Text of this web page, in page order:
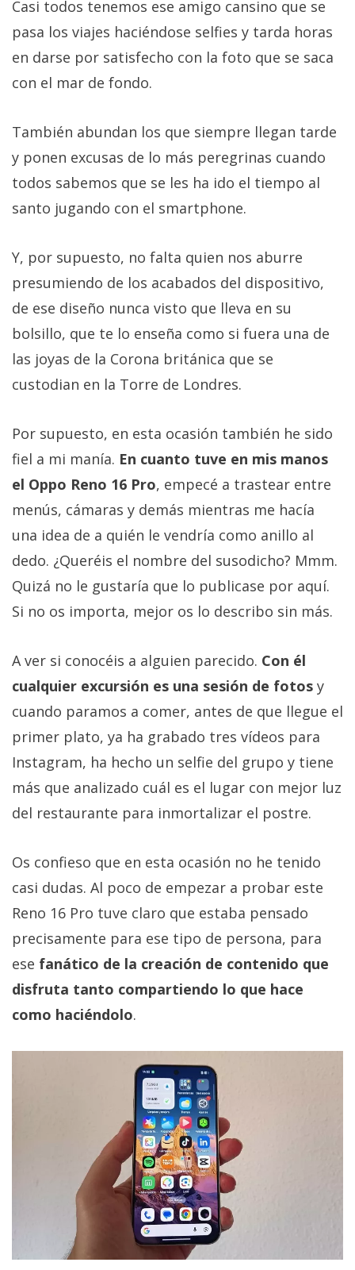
Casi todos tenemos ese amigo cansino que se
pasa los viajes haciéndose selfies y tarda horas
en darse por satisfecho con la foto que se saca
con el mar de fondo.
También abundan los que siempre llegan tarde
y ponen excusas de lo más peregrinas cuando
todos sabemos que se les ha ido el tiempo al
santo jugando con el smartphone.
Y, por supuesto, no falta quien nos aburre
presumiendo de los acabados del dispositivo,
de ese diseño nunca visto que lleva en su
bolsillo, que te lo enseña como si fuera una de
las joyas de la Corona británica que se
custodian en la Torre de Londres.
Por supuesto, en esta ocasión también he sido
fiel a mi manía. En cuanto tuve en mis manos
el Oppo Reno 16 Pro, empecé a trastear entre
menús, cámaras y demás mientras me hacía
una idea de a quién le vendría como anillo al
dedo. ¿Queréis el nombre del susodicho? Mmm.
Quizá no le gustaría que lo publicase por aquí.
Si no os importa, mejor os lo describo sin más.
A ver si conocéis a alguien parecido. Con él
cualquier excursión es una sesión de fotos y
cuando paramos a comer, antes de que llegue el
primer plato, ya ha grabado tres vídeos para
Instagram, ha hecho un selfie del grupo y tiene
más que analizado cuál es el lugar con mejor luz
del restaurante para inmortalizar el postre.
Os confieso que en esta ocasión no he tenido
casi dudas. Al poco de empezar a probar este
Reno 16 Pro tuve claro que estaba pensado
precisamente para ese tipo de persona, para
ese fanático de la creación de contenido que
disfruta tanto compartiendo lo que hace
como haciéndolo.